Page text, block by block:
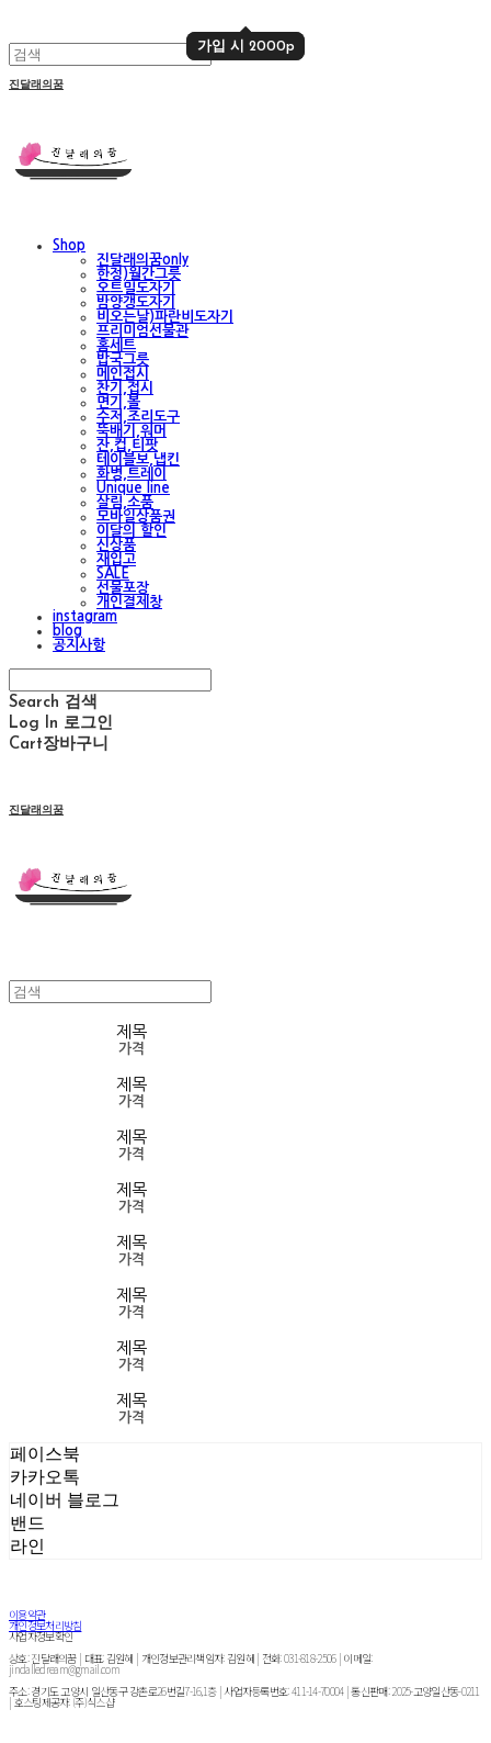
가입 시 2000p
가입 시 2000p
진달래의꿈
Shop
진달래의꿈only
한정)월간그릇
오트밀도자기
밤양갱도자기
비오는날)파란비도자기
프리미엄선물관
홈세트
밥국그릇
메인접시
찬기,접시
면기,볼
수저,조리도구
뚝배기,워머
잔,컵,티팟
테이블보,냅킨
화병,트레이
Unique line
살림,소품
모바일상품권
이달의 할인
신상품
재입고
SALE
선물포장
개인결제창
instagram
blog
공지사항
Search 검색
Log In 로그인
Cart장바구니
진달래의꿈
제목
가격
제목
가격
제목
가격
제목
가격
제목
가격
제목
가격
제목
가격
제목
가격
페이스북
카카오톡
네이버 블로그
밴드
라인
이용약관
개인정보처리방침
사업자정보확인
상호: 진달래의꿈 | 대표: 김원혜 | 개인정보관리책임자: 김원혜 | 전화: 031-818-2506 | 이메일:
jindalledream@gmail.com
주소: 경기도 고양시 일산동구 강촌로26번길7-16,1층 | 사업자등록번호:411-14-70004| 통신판매:2025-고양일산동-0211
| 호스팅제공자: (주)식스샵